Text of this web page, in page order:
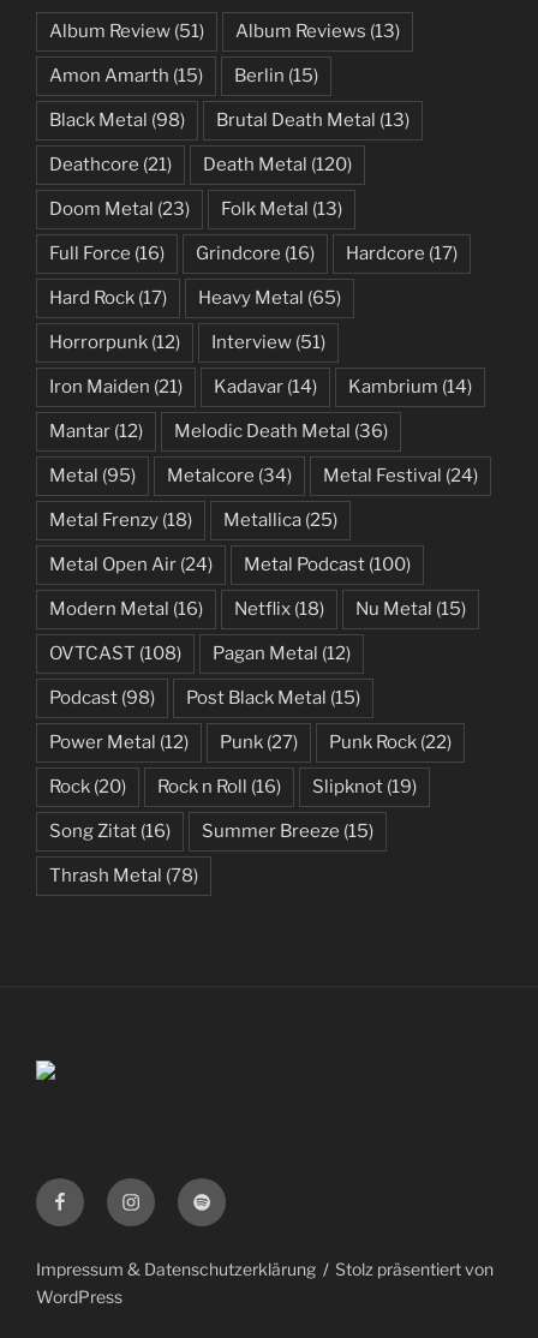
Album Review (51) Album Reviews (13)
Amon Amarth (15) Berlin (15)
Black Metal (98) Brutal Death Metal (13)
Deathcore (21) Death Metal (120)
Doom Metal (23) Folk Metal (13)
Full Force (16) Grindcore (16) Hardcore (17)
Hard Rock (17) Heavy Metal (65)
Horrorpunk (12) Interview (51)
Iron Maiden (21) Kadavar (14) Kambrium (14)
Mantar (12) Melodic Death Metal (36)
Metal (95) Metalcore (34) Metal Festival (24)
Metal Frenzy (18) Metallica (25)
Metal Open Air (24) Metal Podcast (100)
Modern Metal (16) Netflix (18) Nu Metal (15)
OVTCAST (108) Pagan Metal (12)
Podcast (98) Post Black Metal (15)
Power Metal (12) Punk (27) Punk Rock (22)
Rock (20) Rock n Roll (16) Slipknot (19)
Song Zitat (16) Summer Breeze (15)
Thrash Metal (78)
FacebookInstagramSpotify
Impressum & Datenschutzerklärung
Stolz präsentiert von
WordPress